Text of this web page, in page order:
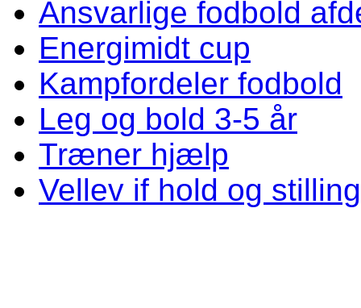
Ansvarlige fodbold
Energimidt cup
Kampfordeler fodbold
Leg og bold 3-5 år
Træner hjælp
Vellev if hold og